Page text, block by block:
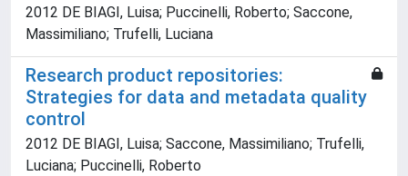
2012 DE BIAGI, Luisa; Puccinelli, Roberto; Saccone,
Massimiliano; Trufelli, Luciana
Research product repositories:
Strategies for data and metadata quality
control
2012 DE BIAGI, Luisa; Saccone, Massimiliano; Trufelli,
Luciana; Puccinelli, Roberto